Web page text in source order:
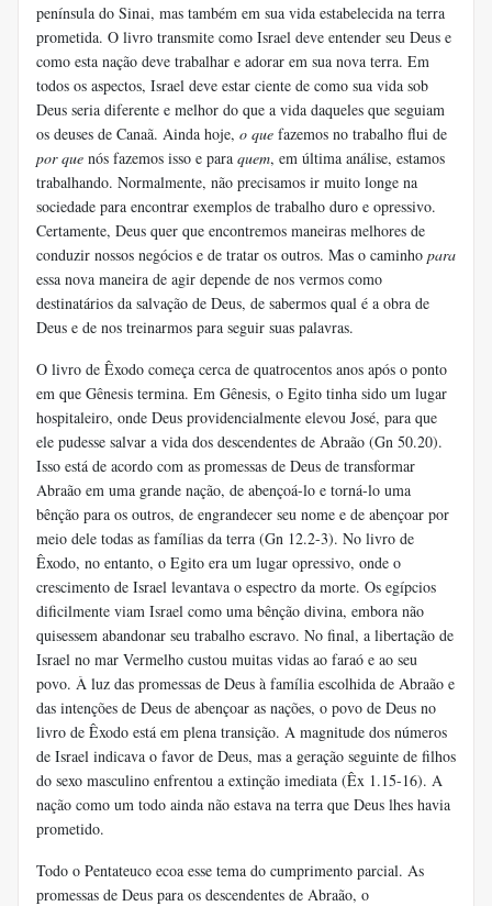
península do Sinai, mas também em sua vida estabelecida na terra
prometida. O livro transmite como Israel deve entender seu Deus e
como esta nação deve trabalhar e adorar em sua nova terra. Em
todos os aspectos, Israel deve estar ciente de como sua vida sob
Deus seria diferente e melhor do que a vida daqueles que seguiam
os deuses de Canaã. Ainda hoje, o que fazemos no trabalho flui de
por que nós fazemos isso e para quem, em última análise, estamos
trabalhando. Normalmente, não precisamos ir muito longe na
sociedade para encontrar exemplos de trabalho duro e opressivo.
Certamente, Deus quer que encontremos maneiras melhores de
conduzir nossos negócios e de tratar os outros. Mas o caminho para
essa nova maneira de agir depende de nos vermos como
destinatários da salvação de Deus, de sabermos qual é a obra de
Deus e de nos treinarmos para seguir suas palavras.
O livro de Êxodo começa cerca de quatrocentos anos após o ponto
em que Gênesis termina. Em Gênesis, o Egito tinha sido um lugar
hospitaleiro, onde Deus providencialmente elevou José, para que
ele pudesse salvar a vida dos descendentes de Abraão (Gn 50.20).
Isso está de acordo com as promessas de Deus de transformar
Abraão em uma grande nação, de abençoá-lo e torná-lo uma
bênção para os outros, de engrandecer seu nome e de abençoar por
meio dele todas as famílias da terra (Gn 12.2-3). No livro de
Êxodo, no entanto, o Egito era um lugar opressivo, onde o
crescimento de Israel levantava o espectro da morte. Os egípcios
dificilmente viam Israel como uma bênção divina, embora não
quisessem abandonar seu trabalho escravo. No final, a libertação de
Israel no mar Vermelho custou muitas vidas ao faraó e ao seu
povo. À luz das promessas de Deus à família escolhida de Abraão e
das intenções de Deus de abençoar as nações, o povo de Deus no
livro de Êxodo está em plena transição. A magnitude dos números
de Israel indicava o favor de Deus, mas a geração seguinte de filhos
do sexo masculino enfrentou a extinção imediata (Êx 1.15-16). A
nação como um todo ainda não estava na terra que Deus lhes havia
prometido.
Todo o Pentateuco ecoa esse tema do cumprimento parcial. As
promessas de Deus para os descendentes de Abraão, o